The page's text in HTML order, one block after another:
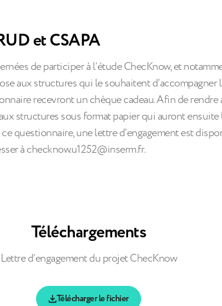
et CSAPA
de participer à l’étude ChecKnow, et
aux structures qui le souhaitent
recevront un chèque cadeau. Afin de rendre
structures sous format papier qui auront
questionnaire, une lettre d’engagement est
à checknow.u1252@inserm.fr.
Téléchargements
Lettre d’engagement du projet ChecKnow
Télécharger le fichier